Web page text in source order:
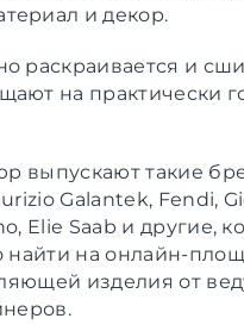
и декор.
раскраивается и
на практически
выпускают такие
Galantek, Fendi,
Elie Saab и другие,
найти на онлайн-
изделия от